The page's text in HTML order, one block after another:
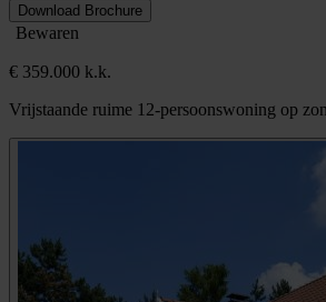
Download Brochure
Bewaren
€ 359.000 k.k.
Vrijstaande ruime 12-persoonswoning op